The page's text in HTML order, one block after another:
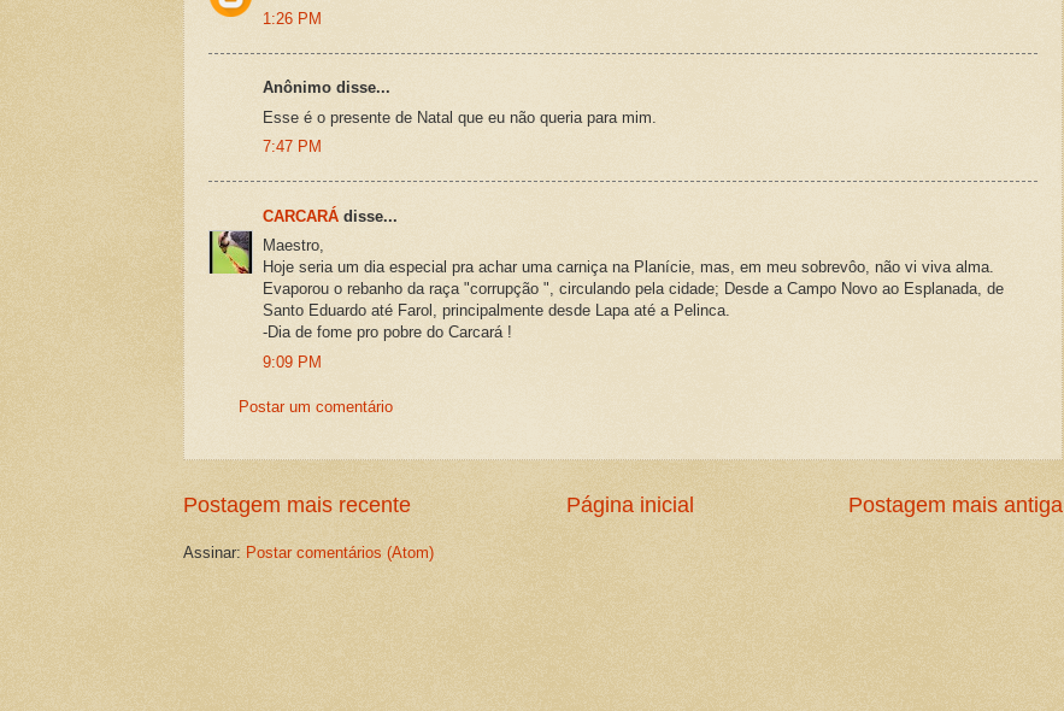
1:26 PM
Anônimo disse...
Esse é o presente de Natal que eu não queria para mim.
7:47 PM
CARCARÁ disse...
Maestro,
Hoje seria um dia especial pra achar uma carniça na Planície, mas, em meu sobrevôo, não vi viva alma.
Evaporou o rebanho da raça "corrupção ", circulando pela cidade; Desde a Campo Novo ao Esplanada, de
Santo Eduardo até Farol, principalmente desde Lapa até a Pelinca.
-Dia de fome pro pobre do Carcará !
9:09 PM
Postar um comentário
Postagem mais recente Postagem mais antiga
Página inicial
Assinar: Postar comentários (Atom)